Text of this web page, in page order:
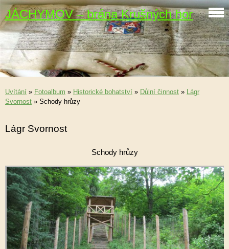
JÁCHYMOV – brána Krušných hor
Uvítání » Fotoalbum » Historické bohatství » Důlní činnost » Lágr
Svornost » Schody hrůzy
Lágr Svornost
Schody hrůzy